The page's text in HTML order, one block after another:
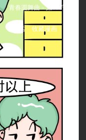
青春圆舞曲 - 第157话：
下一话 收藏漫画